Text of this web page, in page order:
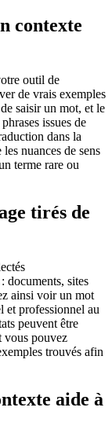
contexte
outil de
de vrais exemples
saisir un mot, et le
issues de
dans la
nuances de sens
terme rare ou
tirés de
documents, sites
ainsi voir un mot
et professionnel au
peuvent être
vous pouvez
trouvés afin
aide à